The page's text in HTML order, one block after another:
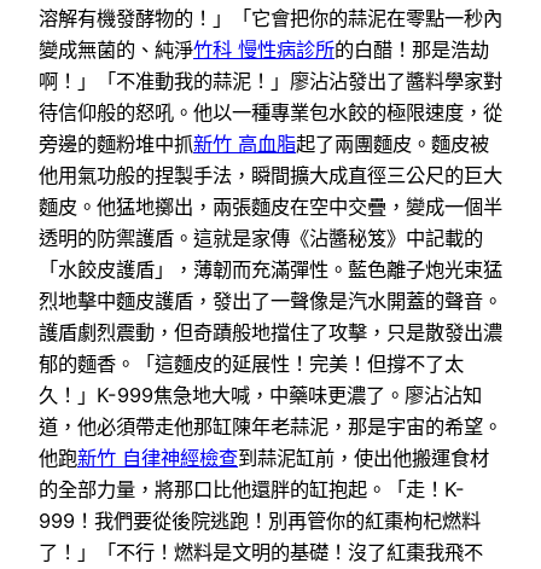
溶解有機發酵物的！」「它會把你的蒜泥在零點一秒內
變成無菌的、純淨竹科 慢性病診所的白醋！那是浩劫
啊！」「不准動我的蒜泥！」廖沾沾發出了醬料學家對
待信仰般的怒吼。他以一種專業包水餃的極限速度，從
旁邊的麵粉堆中抓新竹 高血脂起了兩團麵皮。麵皮被
他用氣功般的捏製手法，瞬間擴大成直徑三公尺的巨大
麵皮。他猛地擲出，兩張麵皮在空中交疊，變成一個半
透明的防禦護盾。這就是家傳《沾醬秘笈》中記載的
「水餃皮護盾」，薄韌而充滿彈性。藍色離子炮光束猛
烈地擊中麵皮護盾，發出了一聲像是汽水開蓋的聲音。
護盾劇烈震動，但奇蹟般地擋住了攻擊，只是散發出濃
郁的麵香。「這麵皮的延展性！完美！但撐不了太
久！」K-999焦急地大喊，中藥味更濃了。廖沾沾知
道，他必須帶走他那缸陳年老蒜泥，那是宇宙的希望。
他跑新竹 自律神經檢查到蒜泥缸前，使出他搬運食材
的全部力量，將那口比他還胖的缸抱起。「走！K-
999！我們要從後院逃跑！別再管你的紅棗枸杞燃料
了！」「不行！燃料是文明的基礎！沒了紅棗我飛不